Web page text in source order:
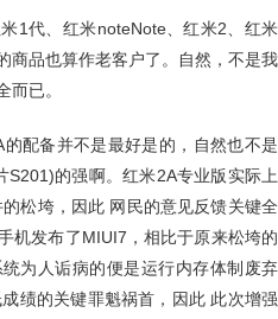
1代、红米noteNote、红米2、红米
商品也算作老客户了。自然，不是我
而已。
配备并不是最好是的，自然也不是
的强啊。红米2A专业版实际上
松垮，因此 网民的意见反馈关键全
机发布了MIUI7，相比于原来松垮的
为人诟病的便是运行内存体制废弃
绩的关键罪魁祸首，因此 此次增强